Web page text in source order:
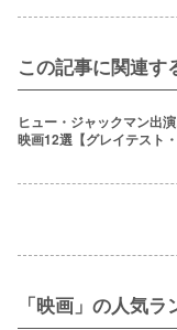
この記事に関連す
ヒュー・ジャックマン出
映画12選【グレイテスト
「映画」の人気ラ